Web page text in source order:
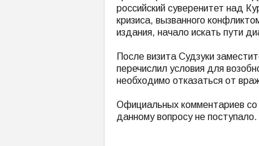
российский суверенитет над
кризиса, вызванного
издания, начало искать пути
После визита Судзуки
перечислил условия для
необходимо отказаться от
Официальных комментариев со
данному вопросу не поступало.